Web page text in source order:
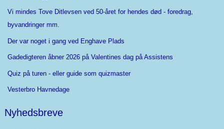
Vi mindes Tove Ditlevsen ved 50-året for hendes død - foredrag,
byvandringer mm.
Der var noget i gang ved Enghave Plads
Gadedigteren åbner 2026 på Valentines dag på Assistens
Quiz på turen - eller guide som quizmaster
Vesterbro Havnedage
Nyhedsbreve